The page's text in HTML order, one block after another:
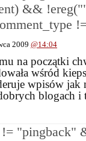
&& !ereg("
2009 @14:04
na początki
wśród
wpisów jak
blogach i
!= "pingback"